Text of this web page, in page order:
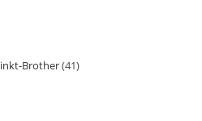
inkt-Brother 41